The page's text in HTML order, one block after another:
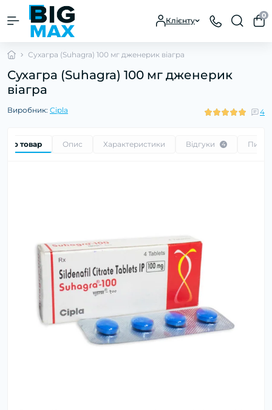
Клієнту
0
Сухагра (Suhagra) 100 мг дженерик віагра
Сухагра (Suhagra) 100 мг дженерик
віагра
Виробник: Cipla 4
про товар Опис Характеристики Відгуки 4